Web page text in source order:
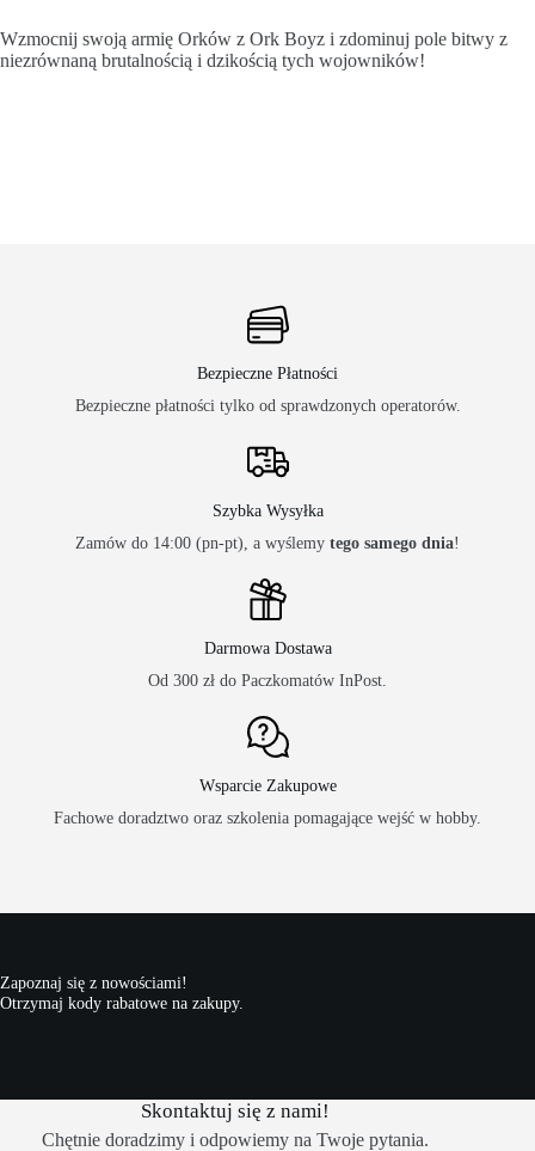
Wzmocnij swoją armię Orków z Ork Boyz i zdominuj pole bitwy z
niezrównaną brutalnością i dzikością tych wojowników!
Bezpieczne Płatności
Bezpieczne płatności tylko od sprawdzonych operatorów.
Szybka Wysyłka
Zamów do 14:00 (pn-pt), a wyślemy tego samego dnia!
Darmowa Dostawa
Od 300 zł do Paczkomatów InPost.
Wsparcie Zakupowe
Fachowe doradztwo oraz szkolenia pomagające wejść w hobby.
Zapoznaj się z nowościami!
Otrzymaj kody rabatowe na zakupy.
Skontaktuj się z nami!
Chętnie doradzimy i odpowiemy na Twoje pytania.